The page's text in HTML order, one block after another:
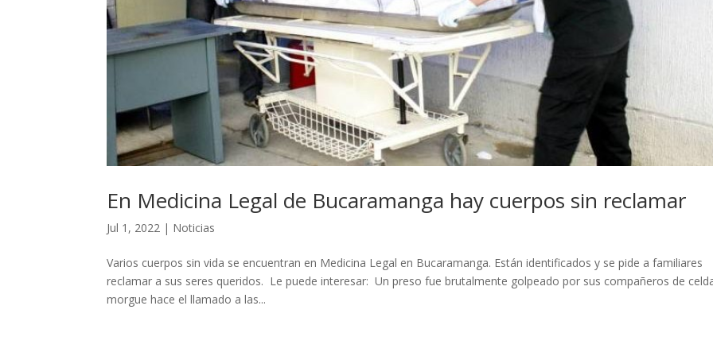
En Medicina Legal de Bucaramanga hay cuerpos sin reclamar
Jul 1, 2022 | Noticias
Varios cuerpos sin vida se encuentran en Medicina Legal en Bucaramanga. Están identificados y se pide a familiares
reclamar a sus seres queridos. Le puede interesar: Un preso fue brutalmente golpeado por sus compañeros de
morgue hace el llamado a las...